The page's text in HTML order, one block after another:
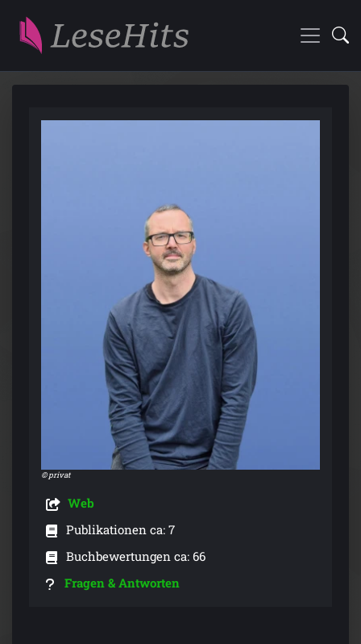
© privat
Web
Publikationen ca: 7
Buchbewertungen ca: 66
Fragen & Antworten